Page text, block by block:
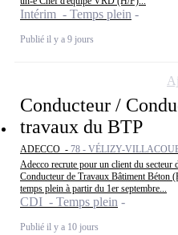
Intérim - Temps plein
Publié il y a 9 jours
Conducteur /
travaux du BTP
ADECCO - 78 - VÉLIZY-
Adecco recrute pour un client du secteur
Conducteur de Travaux Bâtiment Béton
temps plein à partir du 1er septembre...
CDI - Temps plein
Publié il y a 10 jours